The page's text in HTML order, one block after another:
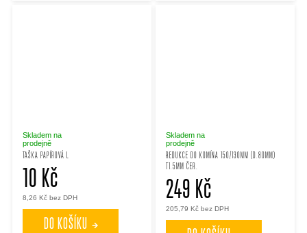
TAŠKA PAPÍROVÁ L
Skladem na
prodejně
8,26 Kč bez DPH
10 Kč
DO KOŠÍKU
REDUKCE DO KOMÍNA 150/130MM (D.80MM)
T1.5MM ČER.
Skladem na
prodejně
205,79 Kč bez DPH
249 Kč